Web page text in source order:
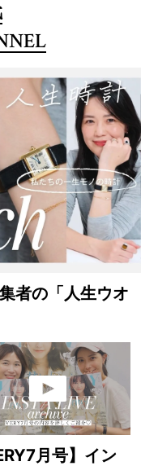
者の「人生ウオ
月号】イン